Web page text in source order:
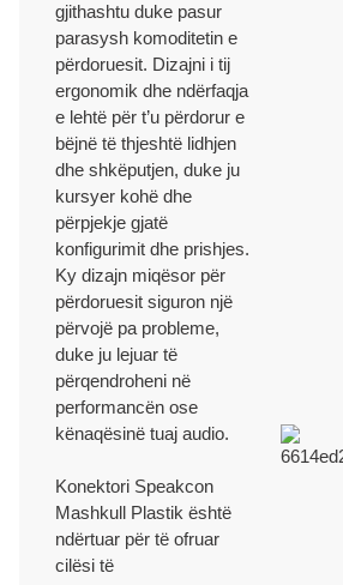
gjithashtu duke pasur
parasysh komoditetin e
përdoruesit. Dizajni i tij
ergonomik dhe ndërfaqja
e lehtë për t’u përdorur e
bëjnë të thjeshtë lidhjen
dhe shkëputjen, duke ju
kursyer kohë dhe
përpjekje gjatë
konfigurimit dhe prishjes.
Ky dizajn miqësor për
përdoruesit siguron një
përvojë pa probleme,
duke ju lejuar të
përqendroheni në
performancën ose
kënaqësinë tuaj audio.
Konektori Speakcon
Mashkull Plastik është
ndërtuar për të ofruar
cilësi të